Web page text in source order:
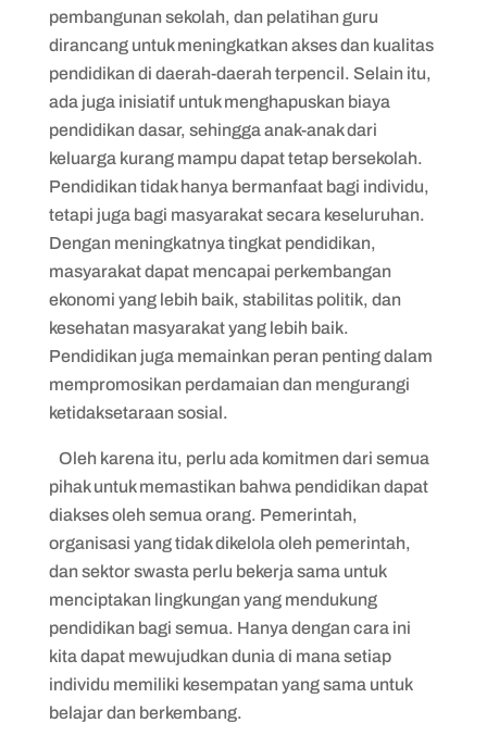
pembangunan sekolah, dan pelatihan guru
dirancang untuk meningkatkan akses dan kualitas
pendidikan di daerah-daerah terpencil. Selain itu,
ada juga inisiatif untuk menghapuskan biaya
pendidikan dasar, sehingga anak-anak dari
keluarga kurang mampu dapat tetap bersekolah.
Pendidikan tidak hanya bermanfaat bagi individu,
tetapi juga bagi masyarakat secara keseluruhan.
Dengan meningkatnya tingkat pendidikan,
masyarakat dapat mencapai perkembangan
ekonomi yang lebih baik, stabilitas politik, dan
kesehatan masyarakat yang lebih baik.
Pendidikan juga memainkan peran penting dalam
mempromosikan perdamaian dan mengurangi
ketidaksetaraan sosial.
Oleh karena itu, perlu ada komitmen dari semua
pihak untuk memastikan bahwa pendidikan dapat
diakses oleh semua orang. Pemerintah,
organisasi yang tidak dikelola oleh pemerintah,
dan sektor swasta perlu bekerja sama untuk
menciptakan lingkungan yang mendukung
pendidikan bagi semua. Hanya dengan cara ini
kita dapat mewujudkan dunia di mana setiap
individu memiliki kesempatan yang sama untuk
belajar dan berkembang.